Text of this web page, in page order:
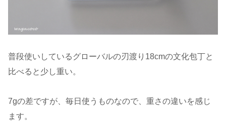
普段使いしているグローバルの刃渡り18cmの文化包丁と
比べると少し重い。
7gの差ですが、毎日使うものなので、重さの違いを感じ
ます。